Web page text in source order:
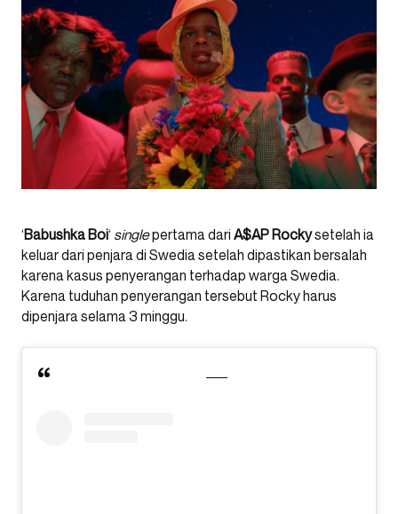
‘Babushka Boi‘ singlepertama dari A$AP Rockysetelah ia
keluar dari penjara di Swedia setelah dipastikan bersalah
karena kasus penyerangan terhadap warga Swedia.
Karena tuduhan penyerangan tersebut Rocky harus
dipenjara selama 3 minggu.